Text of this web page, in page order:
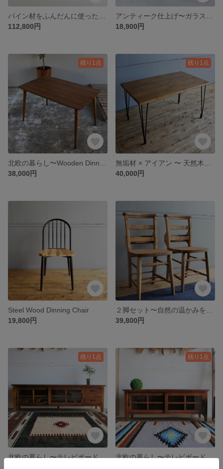
112,800円
18,900円
残り1点
38,000円
残り1点
40,000円
Steel Wood Dinning Chair
19,800円
39,800円
残り1点
北欧の暮らし〜テレビボード幅150cm
残り1点
北欧の暮らし〜テレビボード幅120cm